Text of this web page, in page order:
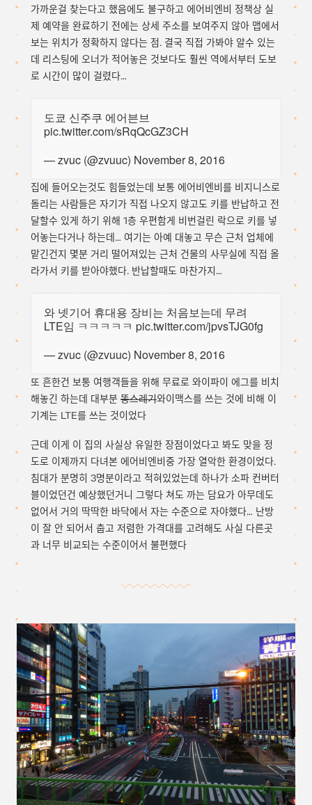
가까운걸 찾는다고 했음에도 불구하고 에어비엔비 정책상 실
제 예약을 완료하기 전에는 상세 주소를 보여주지 않아 맵에서
보는 위치가 정확하지 않다는 점. 결국 직접 가봐야 알수 있는
데 리스팅에 오너가 적어놓은 것보다도 훨씬 역에서부터 도보
로 시간이 많이 걸렸다…
도쿄 신주쿠 에어븐브
pic.twitter.com/sRqQcGZ3CH
— zvuc (@zvuuc) November 8, 2016
집에 들어오는것도 힘들었는데 보통 에어비엔비를 비지니스로
돌리는 사람들은 자기가 직접 나오지 않고도 키를 반납하고 전
달할수 있게 하기 위해 1층 우편함게 비번걸린 락으로 키를 넣
어놓는다거나 하는데… 여기는 아예 대놓고 무슨 근처 업체에
맡긴건지 몇분 거리 떨어져있는 근처 건물의 사무실에 직접 올
라가서 키를 받아야했다. 반납할때도 마찬가지…
와 넷기어 휴대용 장비는 처음보는데 무려
LTE임 ㅋㅋㅋㅋㅋ pic.twitter.com/jpvsTJG0fg
— zvuc (@zvuuc) November 8, 2016
또 흔한건 보통 여행객들을 위해 무료로 와이파이 에그를 비치
해놓긴 하는데 대부분 똥스레기와이맥스를 쓰는 것에 비해 이
기계는 LTE를 쓰는 것이었다
근데 이게 이 집의 사실상 유일한 장점이었다고 봐도 맞을 정
도로 이제까지 다녀본 에어비엔비중 가장 열악한 환경이었다.
침대가 분명히 3명분이라고 적혀있었는데 하나가 소파 컨버터
블이었던건 예상했던거니 그렇다 쳐도 까는 담요가 아무데도
없어서 거의 딱딱한 바닥에서 자는 수준으로 자야했다… 난방
이 잘 안 되어서 춥고 저렴한 가격대를 고려해도 사실 다른곳
과 너무 비교되는 수준이어서 불편했다